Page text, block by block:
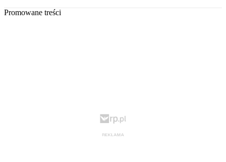
Promowane treści